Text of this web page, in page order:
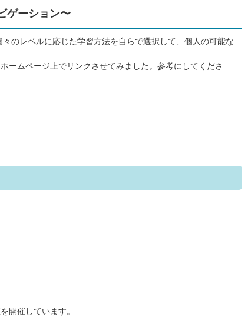
ゲーション〜
のレベルに応じた学習方法を自らで選択して、個人の可能な
ームページ上でリンクさせてみました。参考にしてくださ
開催しています。